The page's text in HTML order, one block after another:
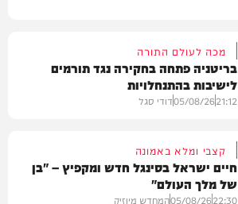
מכה לעולם התורה
בריטניה פתחה בחקירה נגד תורמים
לישיבות בהתנחלויות
21:12
05/08/26דודי סגל
קצבי ומלא באמונה
חיים ישראל בסינגל חדש ומקפיץ – "בן
של מלך העולם"
22:30
05/08/26המחדש מיוזיק